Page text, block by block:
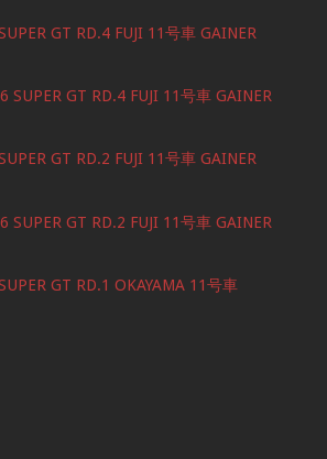
GT RD.4 FUJI 11号車 GAINER
SUPER GT RD.4 FUJI 11号車 GAINER
GT RD.2 FUJI 11号車 GAINER
SUPER GT RD.2 FUJI 11号車 GAINER
GT RD.1 OKAYAMA 11号車